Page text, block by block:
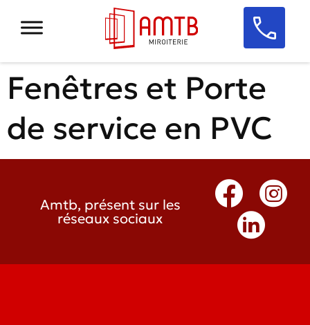
Fenêtres et Porte
de service en PVC
Amtb, présent sur les
réseaux sociaux